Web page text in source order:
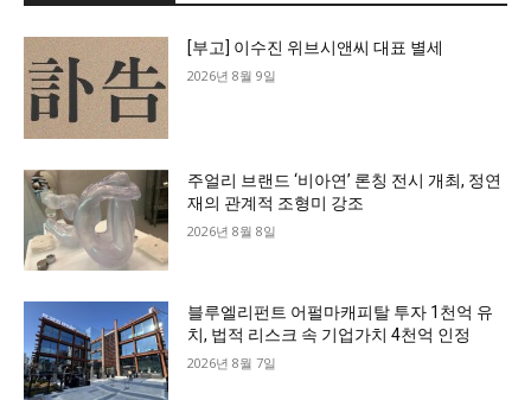
[부고] 이수진 위브시앤씨 대표 별세
2026년 8월 9일
주얼리 브랜드 ‘비아연’ 론칭 전시 개최, 정연
재의 관계적 조형미 강조
2026년 8월 8일
블루엘리펀트 어펄마캐피탈 투자 1천억 유
치, 법적 리스크 속 기업가치 4천억 인정
2026년 8월 7일